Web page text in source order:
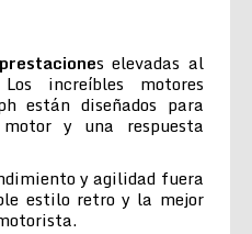
s elevadas al
increíbles motores
están diseñados para
y una respuesta
y agilidad fuera
estilo retro y la mejor